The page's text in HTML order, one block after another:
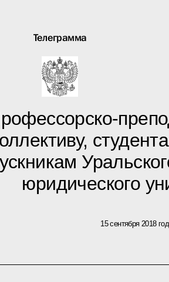
Телеграмма
юридического
15 сентября 2018